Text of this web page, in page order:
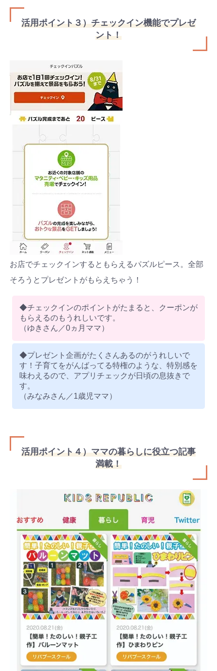
活用ポイント３）チェックイン機能でプレゼ
ント！
お店でチェックインするともらえるパズルピース。全部
そろうとプレゼントがもらえちゃう！
◆チェックインのポイントがたまると、クーポンが
もらえるのもうれしいです。
（ゆきさん／0ヵ月ママ）
◆プレゼント企画がたくさんあるのがうれしいで
す！子育てをがんばってる特権のような、特別感を
味わえるので、アプリチェックが日頃の息抜きで
す。
（みなみさん／1歳児ママ）
活用ポイント４）ママの暮らしに役立つ記事
満載！